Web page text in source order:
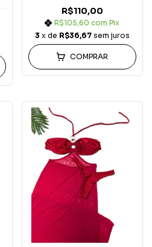
R$110,00
R$105,60com Pix
3 x de R$36,67 sem juros
COMPRAR